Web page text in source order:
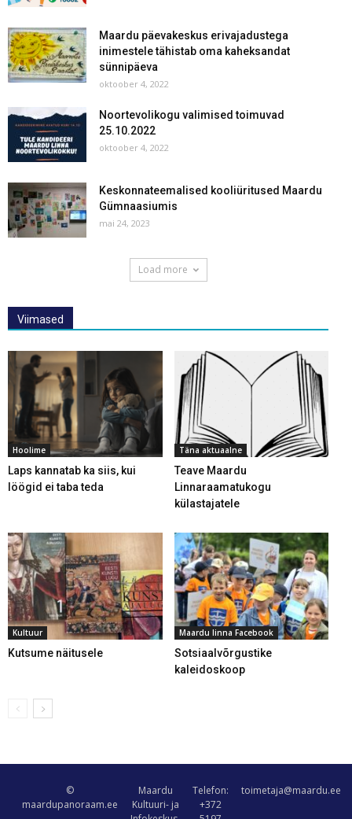
Maardu päevakeskus erivajadustega
inimestele tähistab oma kaheksandat
sünnipäeva
oktoober 4, 2022
Noortevolikogu valimised toimuvad
25.10.2022
oktoober 4, 2022
Keskonnateemalised kooliüritused Maardu
Gümnaasiumis
mai 24, 2023
Load more
Viimased
Hoolime
Laps kannatab ka siis, kui
löögid ei taba teda
Täna aktuaalne
Teave Maardu
Linnaraamatukogu
külastajatele
Kultuur
Kutsume näitusele
Maardu linna Facebook
Sotsiaalvõrgustike
kaleidoskoop
©
maardupanoraam.ee
Maardu
Kultuuri- ja
Telefon:
+372
toimetaja@maardu.ee